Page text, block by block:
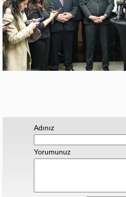
Adınız
Yorumunuz